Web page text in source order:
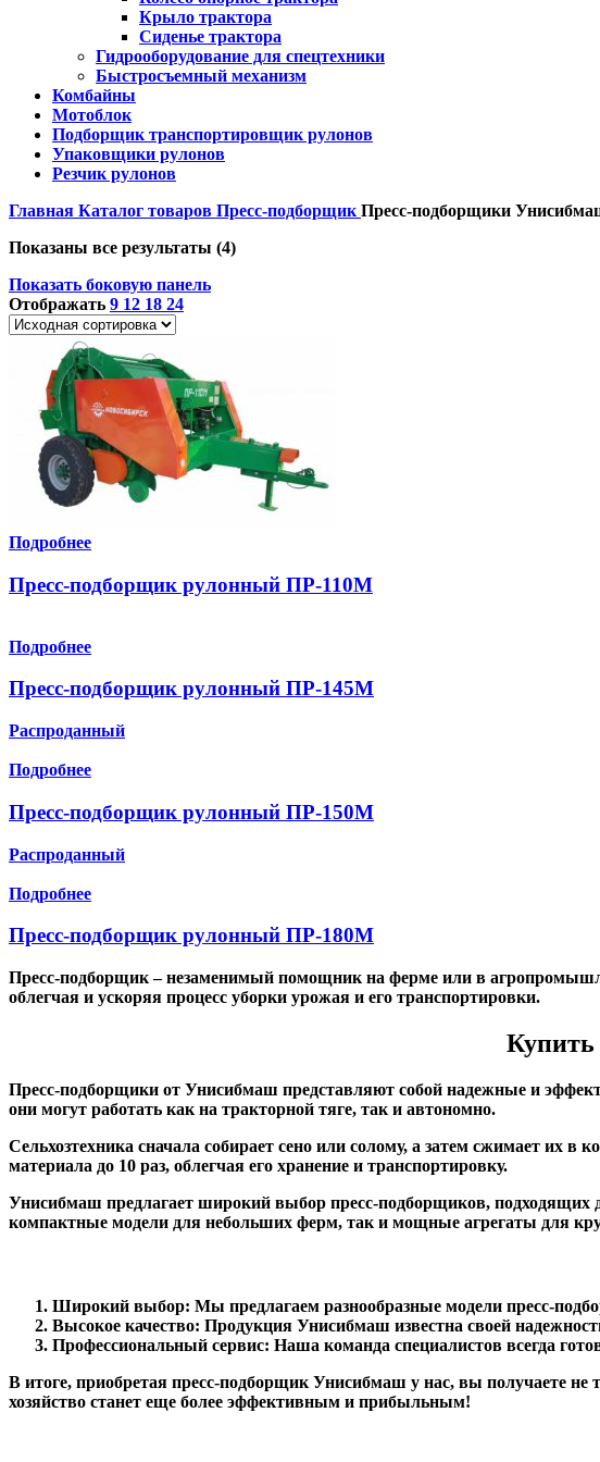
Крыло трактора
Сиденье трактора
Гидрооборудование для спецтехники
Быстросъемный механизм
Комбайны
Мотоблок
Подборщик транспортировщик рулонов
Упаковщики рулонов
Резчик рулонов
Главная Каталог товаров Пресс-подборщик Пресс-подборщики
Показаны все результаты (4)
Показать боковую панель
Отображать 9 12 18 24
Подробнее
Пресс-подборщик рулонный ПР-110М
Подробнее
Пресс-подборщик рулонный ПР-145М
Распроданный
Подробнее
Пресс-подборщик рулонный ПР-150М
Распроданный
Подробнее
Пресс-подборщик рулонный ПР-180М
Пресс-подборщик – незаменимый помощник на ферме или в
облегчая и ускоряя процесс уборки урожая и его транспортировки.
Пресс-подборщики от Унисибмаш представляют собой надежные и
они могут работать как на тракторной тяге, так и автономно.
Сельхозтехника сначала собирает сено или солому, а затем сжимает их
материала до 10 раз, облегчая его хранение и транспортировку.
Унисибмаш предлагает широкий выбор пресс-подборщиков, подходящих
компактные модели для небольших ферм, так и мощные агрегаты для
Широкий выбор: Мы предлагаем разнообразные модели пресс-
Высокое качество: Продукция Унисибмаш известна своей
Профессиональный сервис: Наша команда специалистов всегда
В итоге, приобретая пресс-подборщик Унисибмаш у нас, вы получаете не
хозяйство станет еще более эффективным и прибыльным!